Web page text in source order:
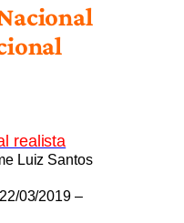
realista
Luiz Santos
03/2019 –